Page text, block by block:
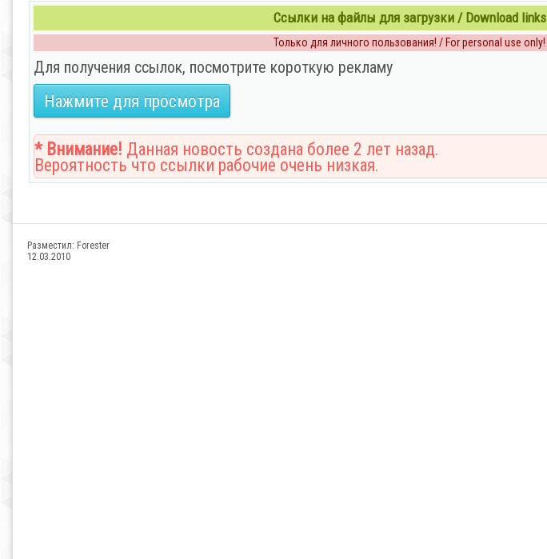
Ссылки на файлы для загрузки / Download links
Только для личного пользования! / For personal use only!
Для получения ссылок, посмотрите короткую рекламу
Нажмите для просмотра
* Внимание! Данная новость создана более 2 лет назад.
Вероятность что ссылки рабочие очень низкая.
Разместил: Forester
12.03.2010